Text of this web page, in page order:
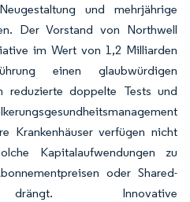
und mehrjährige
Der Vorstand von Northwell
im Wert von 1,2 Milliarden
einen glaubwürdigen
reduzierte doppelte Tests und
Krankenhäuser verfügen nicht
Kapitalaufwendungen zu
oder Shared-
drängt. Innovative